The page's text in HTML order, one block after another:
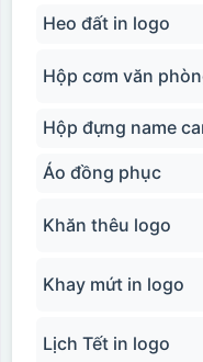
Heo đất in logo
Hộp cơm văn
Hộp đựng name
Áo đồng phục
Khăn thêu logo
Khay mứt in logo
Lịch Tết in logo